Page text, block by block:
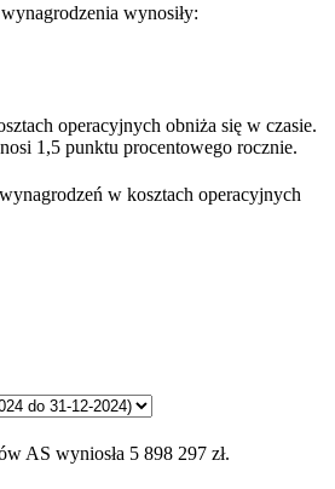
wynosiły:
operacyjnych obniża się w czasie.
1,5 punktu procentowego rocznie.
w kosztach operacyjnych
AS wyniosła 5 898 297 zł.